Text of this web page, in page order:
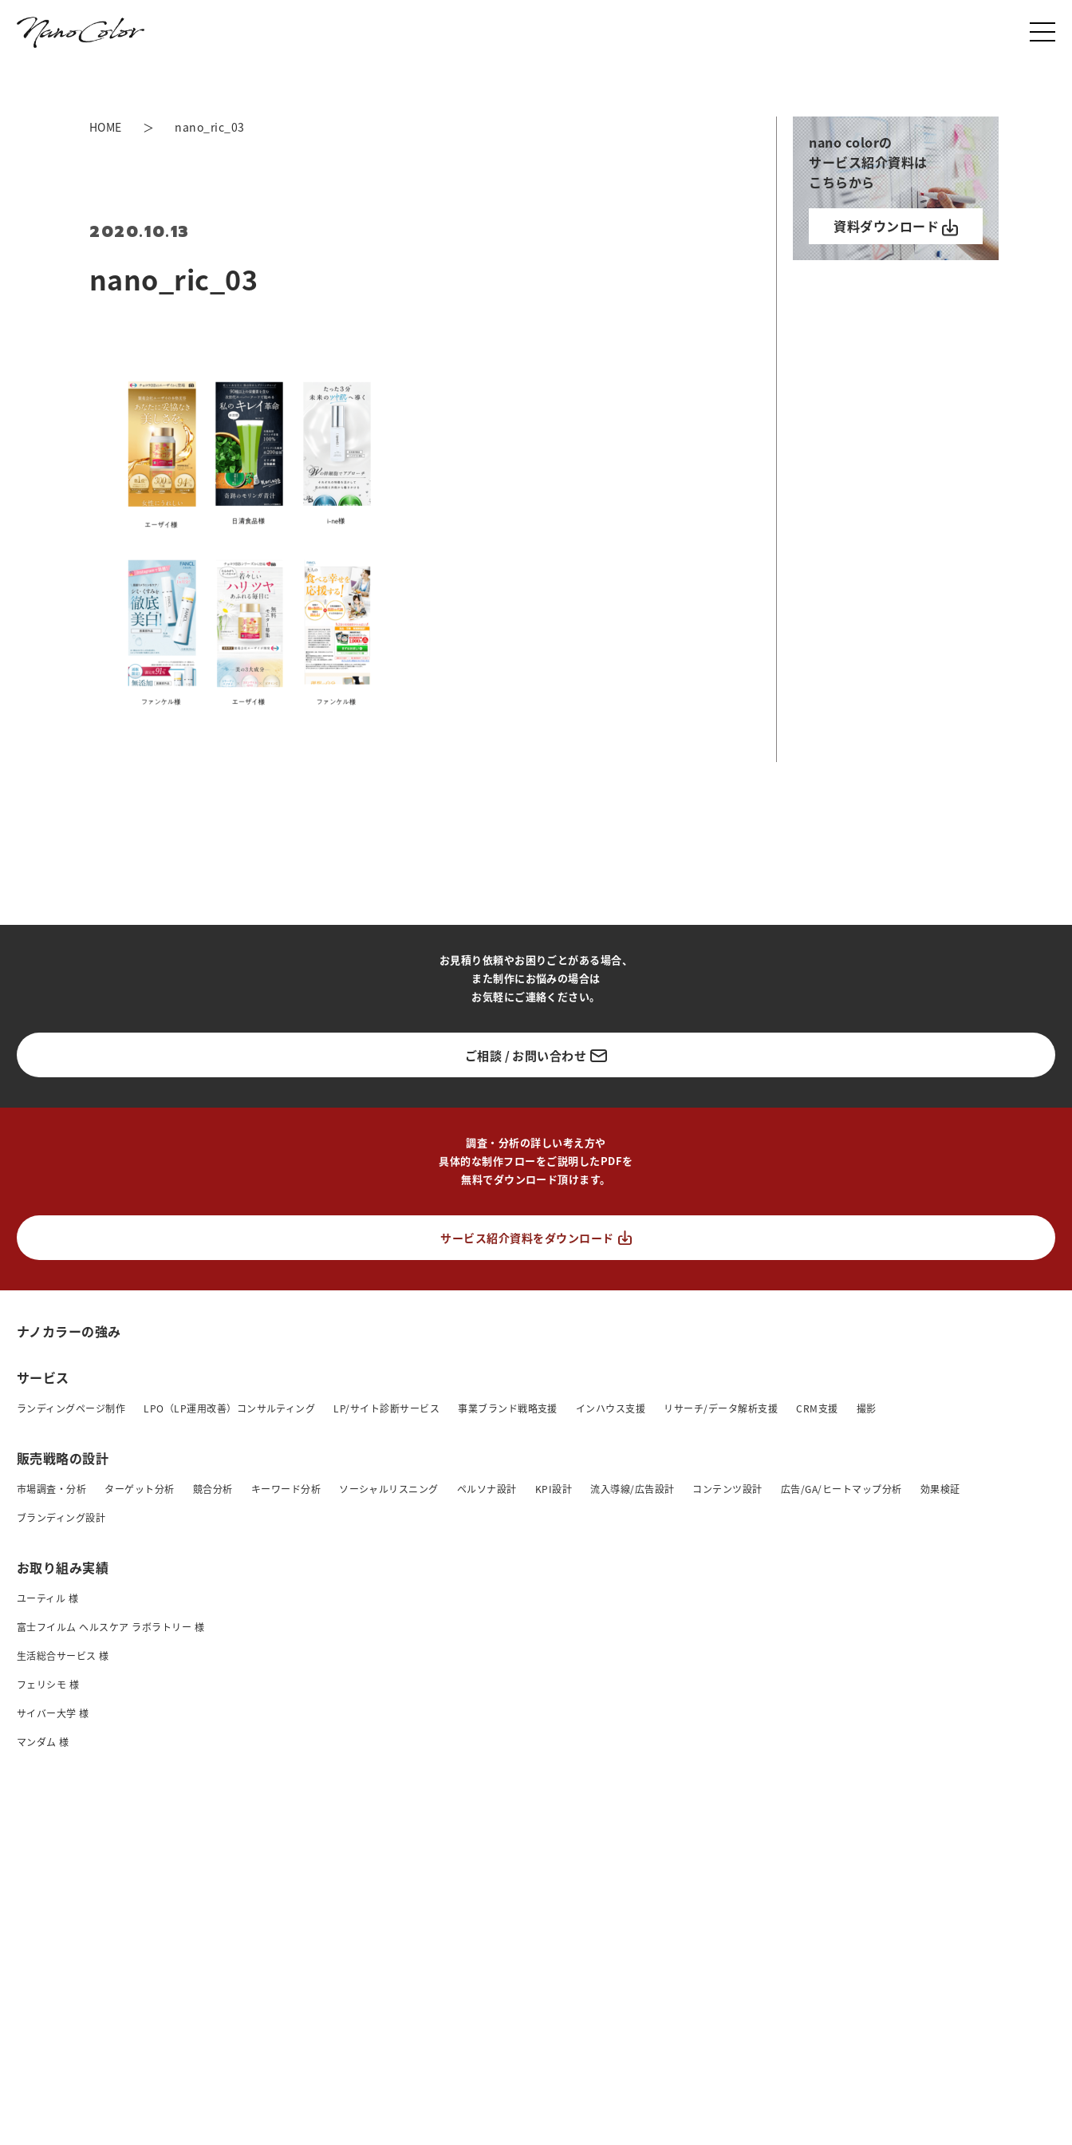
nano_ric_03
2020.10.13
HOME nano_ric_03
nano colorの
サービス紹介資料は
こちらから
資料ダウンロード
お見積り依頼やお困りごとがある場合、
また制作にお悩みの場合は
お気軽にご連絡ください。
ご相談 / お問い合わせ
調査・分析の詳しい考え方や
具体的な制作フローをご説明したPDFを
無料でダウンロード頂けます。
サービス紹介資料をダウンロード
ナノカラーの強み
サービス
ランディングページ制作 LPO（LP運用改善）コンサルティング LP/サイト診断サービス 事業ブランド戦略支援 インハウス支援 リサーチ/データ解析支援 CRM支援 撮影
販売戦略の設計
市場調査・分析 ターゲット分析 競合分析 キーワード分析 ソーシャルリスニング ペルソナ設計 KPI設計 流入導線/広告設計 コンテンツ設計 広告/GA/ヒートマップ分析 効果検証
ブランディング設計
お取り組み実績
ユーティル 様
富士フイルム ヘルスケア ラボラトリー 様
生活総合サービス 様
フェリシモ 様
サイバー大学 様
マンダム 様